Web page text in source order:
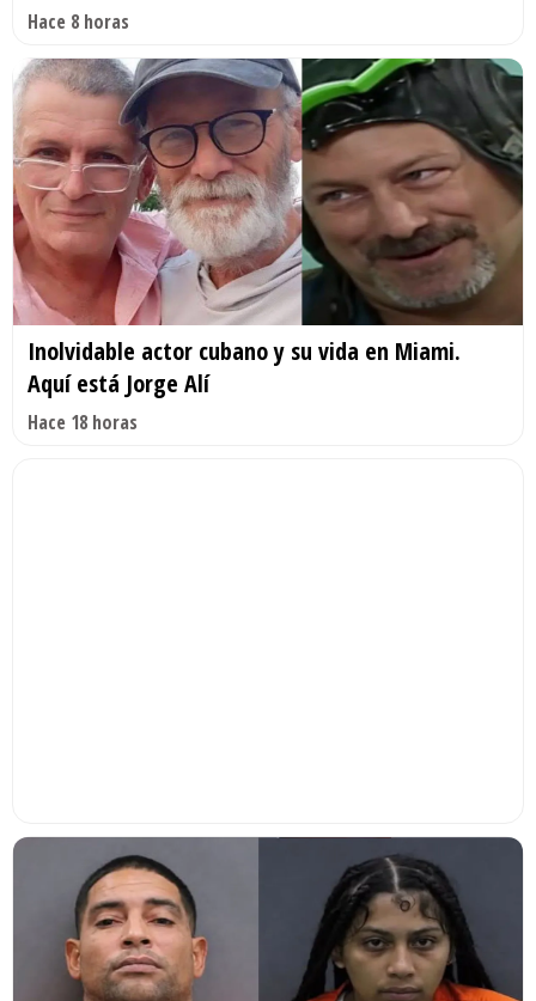
Hace 8 horas
Inolvidable actor cubano y su vida en Miami.
Aquí está Jorge Alí
Hace 18 horas